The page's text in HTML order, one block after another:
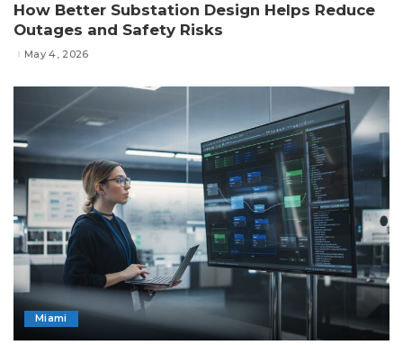
How Better Substation Design Helps Reduce
Outages and Safety Risks
May 4, 2026
Miami